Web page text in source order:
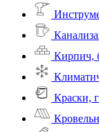
Кирпич,
Краски,